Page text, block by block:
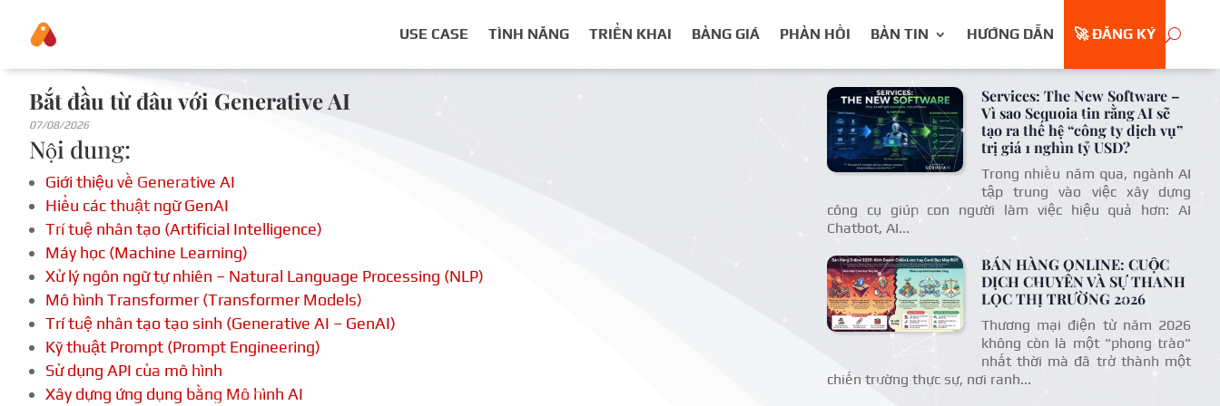
USE CASE TÌNH NĂNG TRIỂN KHAI BẢNG GIÁ PHẢN HỒI BẢN TIN HƯỚNG DẪN 🚀 ĐĂNG KÝ
Bắt đầu từ đâu với Generative AI
07/08/2026
Nội dung:
Giới thiệu về Generative AI
Hiểu các thuật ngữ GenAI
Trí tuệ nhân tạo (Artificial Intelligence)
Máy học (Machine Learning)
Xử lý ngôn ngữ tự nhiên – Natural Language Processing (NLP)
Mô hình Transformer (Transformer Models)
Trí tuệ nhân tạo tạo sinh (Generative AI – GenAI)
Kỹ thuật Prompt (Prompt Engineering)
Sử dụng API của mô hình
Xây dựng ứng dụng bằng Mô hình AI
Services: The New Software –
Vì sao Sequoia tin rằng AI sẽ
tạo ra thế hệ “công ty dịch vụ”
trị giá 1 nghìn tỷ USD?
Trong nhiều năm qua, ngành AI
tập trung vào việc xây dựng
công cụ giúp con người làm việc hiệu quả hơn: AI
Chatbot, AI...
BÁN HÀNG ONLINE: CUỘC
DỊCH CHUYỂN VÀ SỰ THANH
LỌC THỊ TRƯỜNG 2026
Thương mại điện tử năm 2026
không còn là một "phong trào"
nhất thời mà đã trở thành một
chiến trường thực sự, nơi ranh...